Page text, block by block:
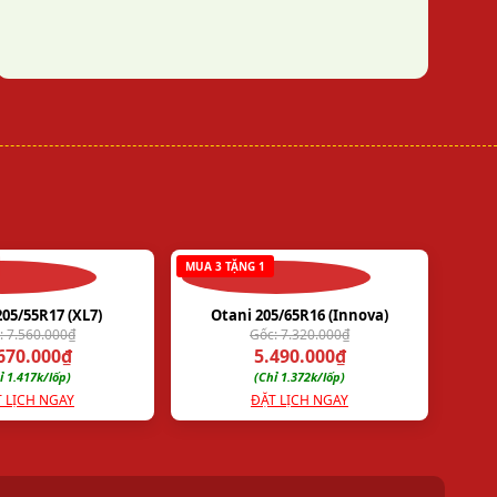
55R17 (XL7)
7.560.000₫
1.417k/lốp)
LỊCH NGAY
MUA 3 TẶNG 1
Otani 205/65R16 (Innova)
Gốc: 7.320.000₫
5.490.000₫
(Chỉ 1.372k/lốp)
ĐẶT LỊCH NGAY
Chi Nhánh 3
› Chính sách bảo mật thông tin
› Điều kiện và điều khoản
› Chính sách thanh toán & giao hàng